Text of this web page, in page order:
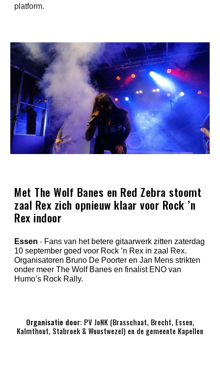
platform.
Met The Wolf Banes en Red Zebra stoomt
zaal Rex zich opnieuw klaar voor Rock ’n
Rex indoor
Essen - Fans van het betere gitaarwerk zitten zaterdag
10 september goed voor Rock ’n Rex in zaal Rex.
Organisatoren Bruno De Poorter en Jan Mens strikten
onder meer The Wolf Banes en finalist ENO van
Humo’s Rock Rally.
Organisatie door: PV JoNK (Brasschaat, Brecht, Essen,
Kalmthout, Stabroek & Wuustwezel) en de gemeente Kapellen